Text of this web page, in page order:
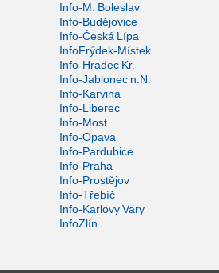
Info-M. Boleslav
Info-Budějovice
Info-Česká Lípa
InfoFrýdek-Místek
Info-Hradec Kr.
Info-Jablonec n.N.
Info-Karviná
Info-Liberec
Info-Most
Info-Opava
Info-Pardubice
Info-Praha
Info-Prostějov
Info-Třebíč
Info-Karlovy Vary
InfoZlín